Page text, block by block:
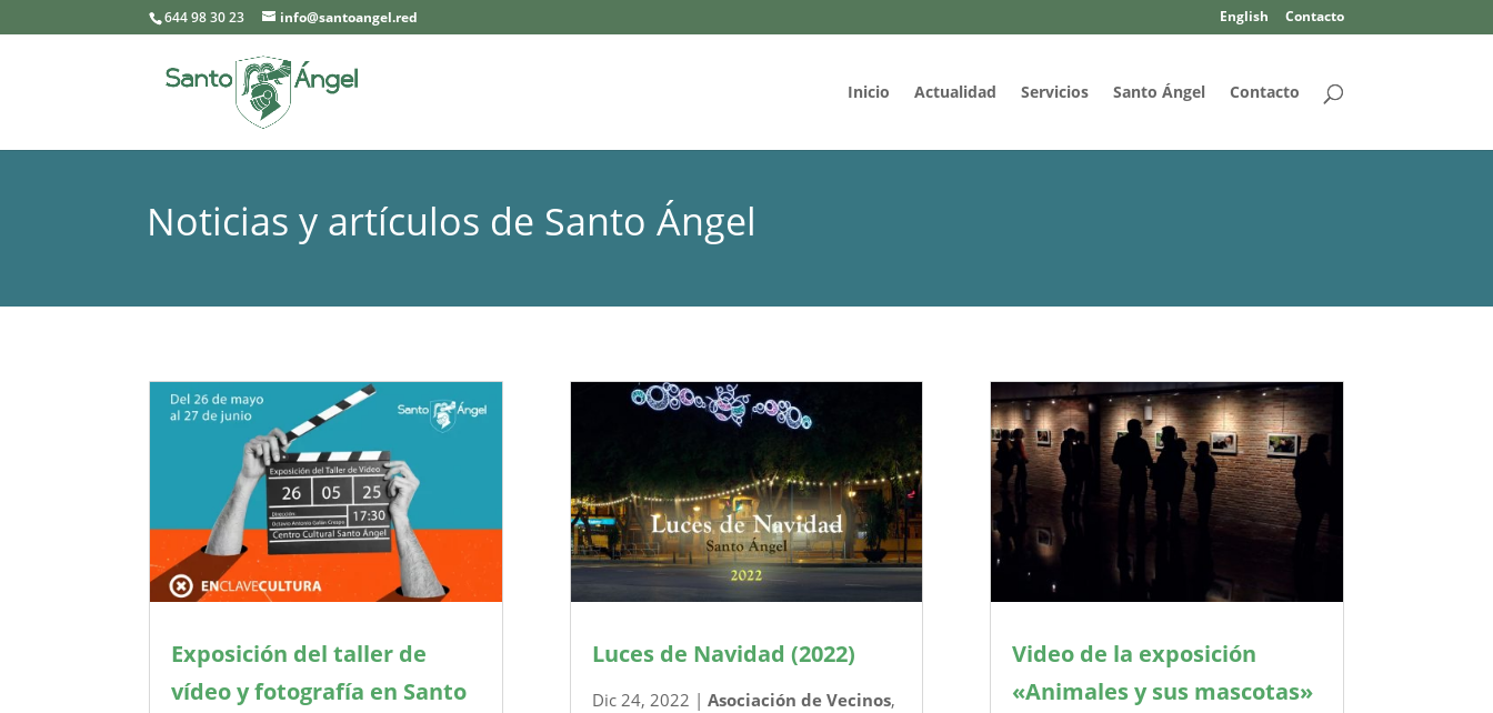
644 98 30 23 info@santoangel.red English Contacto
Inicio Actualidad Servicios Santo Ángel Contacto
Noticias y artículos de Santo Ángel
Exposición del taller de
vídeo y fotografía en Santo
Luces de Navidad (2022)
Dic 24, 2022 | Asociación de Vecinos,
Video de la exposición
«Animales y sus mascotas»